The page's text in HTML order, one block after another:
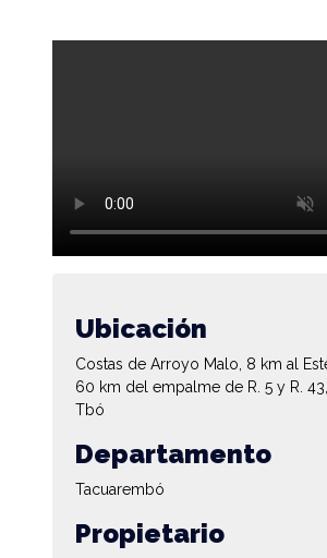
Ubicación
Costas de Arroyo Malo, 8 km al
60 km del empalme de R. 5 y R.
Tbó
Departamento
Tacuarembó
Propietario